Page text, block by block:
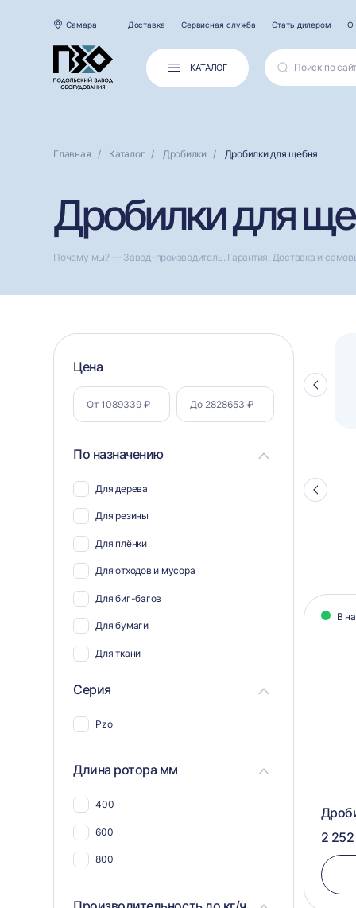
Самара Доставка Сервисная служба Стать дилером О
КАТАЛОГ
Главная Каталог Дробилки Дробилки для щебня
Дробилки для
Почему мы? — Завод-производитель. Гарантия. Доставка и
Фильтр
по
параметрам
Цена
По назначению
Для дерева
Для резины
Для плёнки
Для отходов и мусора
Для биг-бэгов
Для бумаги
Для ткани
Для пвх отходов
Серия
Pzo
Длина ротора мм
400
600
800
Стрелка
Ленточный конвейер
PZO 800-4000-TL
Стрелка
В
2